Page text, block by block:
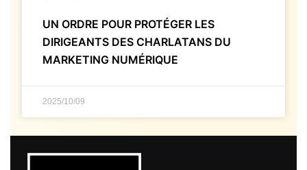
UN ORDRE POUR PROTÉGER LES
DIRIGEANTS DES CHARLATANS DU
MARKETING NUMÉRIQUE
2025/10/09